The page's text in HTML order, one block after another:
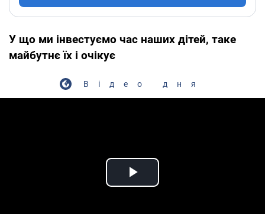
У що ми інвестуємо час наших дітей, таке
майбутнє їх і очікує
Відео дня
Play Video